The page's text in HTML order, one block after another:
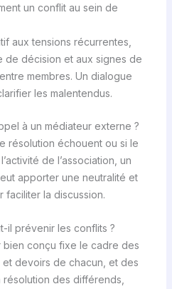
un conflit au sein de
aux tensions récurrentes,
de décision et aux signes de
membres. Un dialogue
les malentendus.
à un médiateur externe ?
résolution échouent ou si le
de l’association, un
apporter une neutralité et
faciliter la discussion.
il prévenir les conflits ?
bien conçu fixe le cadre des
devoirs de chacun, et des
des différends,